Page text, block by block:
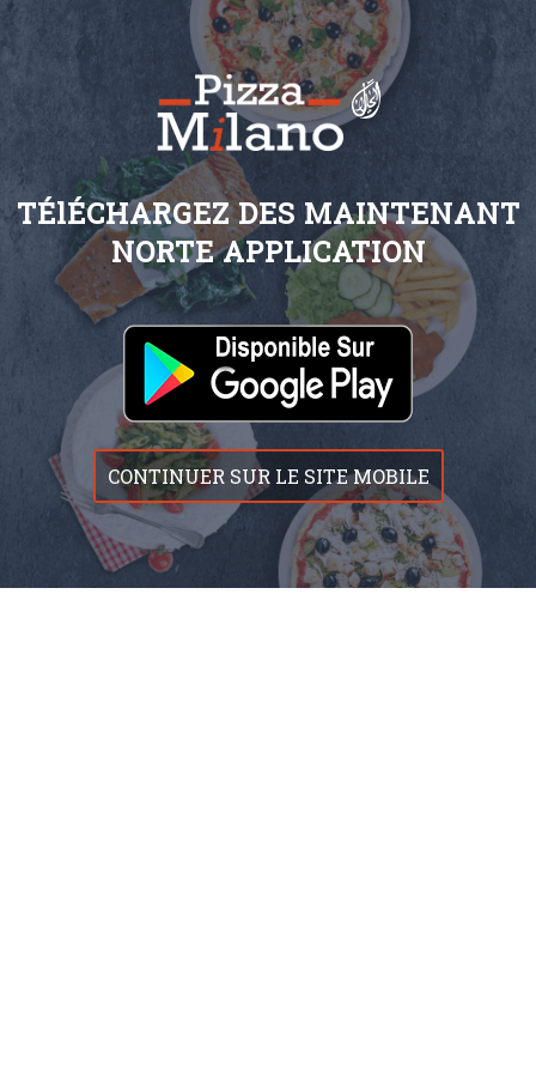
TÉlÉCHARGEZ DES MAINTENANT
NORTE APPLICATION
CONTINUER SUR LE SITE MOBILE